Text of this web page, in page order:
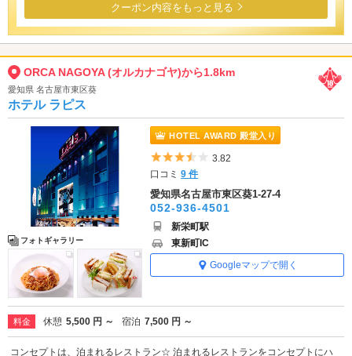
クーポン内容をもっと見る
ORCA NAGOYA (オルカナゴヤ)から1.8km
愛知県 名古屋市東区葵
ホテル ラピス
フォトギャラリー
HOTEL AWARD 殿堂入り
5つ星のうち3.5
3.82
口コミ9 件
愛知県名古屋市東区葵1-27-4
052-936-4501
新栄町駅
東新町IC
Googleマップで開く
料金 休憩 5,500 円 ～ 宿泊 7,500 円 ～
コンセプトは、泊まれるレストラン☆ 泊まれるレストランをコンセプトにハ